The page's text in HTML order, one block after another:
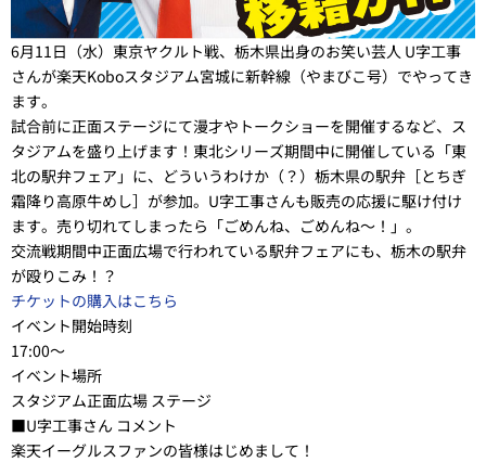
6月11日（水）東京ヤクルト戦、栃木県出身のお笑い芸人 U字工事
さんが楽天Koboスタジアム宮城に新幹線（やまびこ号）でやってき
ます。
試合前に正面ステージにて漫才やトークショーを開催するなど、ス
タジアムを盛り上げます！東北シリーズ期間中に開催している「東
北の駅弁フェア」に、どういうわけか（？）栃木県の駅弁［とちぎ
霜降り高原牛めし］が参加。U字工事さんも販売の応援に駆け付け
ます。売り切れてしまったら「ごめんね、ごめんね～！」。
交流戦期間中正面広場で行われている駅弁フェアにも、栃木の駅弁
が殴りこみ！？
チケットの購入はこちら
イベント開始時刻
17:00～
イベント場所
スタジアム正面広場 ステージ
■U字工事さん コメント
楽天イーグルスファンの皆様はじめまして！